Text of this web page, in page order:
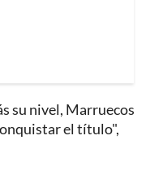
su nivel, Marruecos
el título",